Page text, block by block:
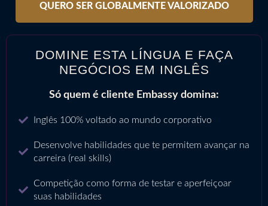
QUERO SER GLOBALMENTE VALORIZADO
DOMINE ESTA LÍNGUA E FAÇA
NEGÓCIOS EM INGLÊS
Só quem é cliente Embassy domina:
Inglês 100% voltado ao mundo corporativo
Desenvolve habilidades que te permitem avançar na
carreira (real skills)
Competição como forma de testar e aperfeiçoar
suas habilidades